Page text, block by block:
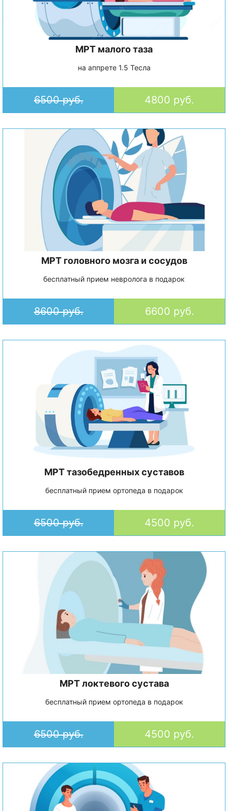
МРТ малого таза
на аппрете 1.5 Тесла
6500 руб. 4800 руб.
МРТ головного мозга и сосудов
бесплатный прием невролога в подарок
8600 руб. 6600 руб.
МРТ тазобедренных суставов
бесплатный прием ортопеда в подарок
6500 руб. 4500 руб.
МРТ локтевого сустава
бесплатный прием ортопеда в подарок
6500 руб. 4500 руб.